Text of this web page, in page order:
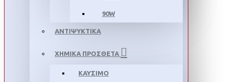
90W
ΑΝΤΙΨΥΚΤΙΚΑ
ΧΗΜΙΚΑ ΠΡΟΣΘΕΤΑ
ΚΑΥΣΙΜΟ